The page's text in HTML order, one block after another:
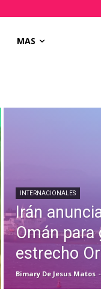
MAS
INTERNACIONALES
Irán
Omán para
estrecho
Bimary De Jesus Matos -